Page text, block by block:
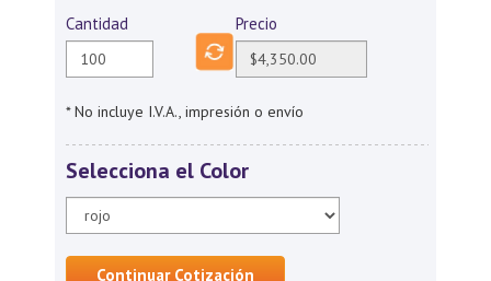
Cantidad Precio
* No incluye I.V.A., impresión o envío
Selecciona el Color
Continuar Cotización